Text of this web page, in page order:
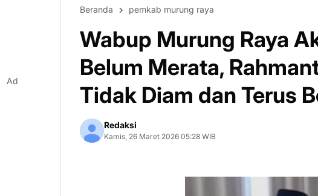
Beranda pemkab murung raya
Wabup Murung Raya
Belum Merata,
Tidak Diam dan Terus
Redaksi
Kamis, 26 Maret 2026 05:28 WIB
Ad